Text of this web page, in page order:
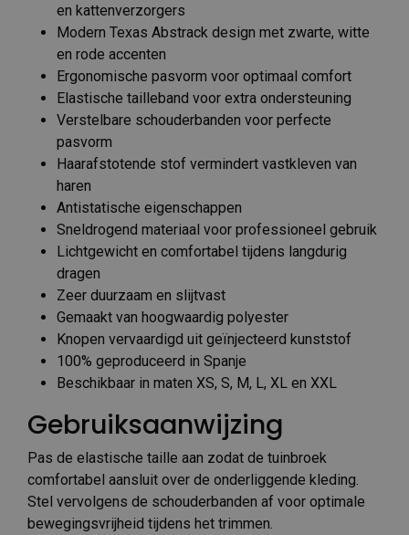
en kattenverzorgers
Modern Texas Abstrack design met zwarte, witte
en rode accenten
Ergonomische pasvorm voor optimaal comfort
Elastische tailleband voor extra ondersteuning
Verstelbare schouderbanden voor perfecte
pasvorm
Haarafstotende stof vermindert vastkleven van
haren
Antistatische eigenschappen
Sneldrogend materiaal voor professioneel gebruik
Lichtgewicht en comfortabel tijdens langdurig
dragen
Zeer duurzaam en slijtvast
Gemaakt van hoogwaardig polyester
Knopen vervaardigd uit geïnjecteerd kunststof
100% geproduceerd in Spanje
Beschikbaar in maten XS, S, M, L, XL en XXL
Gebruiksaanwijzing
Pas de elastische taille aan zodat de tuinbroek
comfortabel aansluit over de onderliggende kleding.
Stel vervolgens de schouderbanden af voor optimale
bewegingsvrijheid tijdens het trimmen.